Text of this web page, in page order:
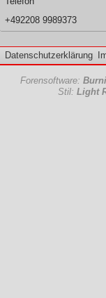
+492208 9989373
Datenschutzerklärung
Forensoftware:
Stil: Light